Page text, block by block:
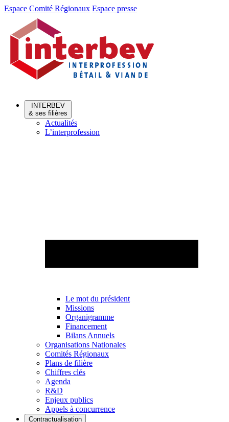
Aller
Aller
contenu
Espace Comité Régionaux Espace presse
INTERBEV
& ses filières
Actualités
L’interprofession
Le mot du président
Missions
Organigramme
Financement
Bilans Annuels
Organisations Nationales
Comités Régionaux
Plans de filière
Chiffres clés
Agenda
R&D
Enjeux publics
Appels à concurrence
Contractualisation